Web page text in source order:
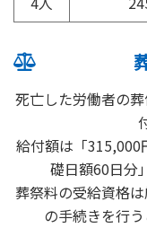
死亡した労働者の
給付額は「315,000
礎日額60日分
葬祭料の受給資格
の手続きを行